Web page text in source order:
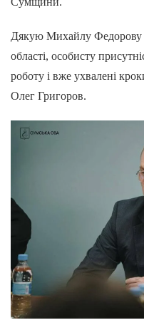
Дякую Михайлу Федорову
області, особисту
роботу і вже ухвалені
Олег Григоров.